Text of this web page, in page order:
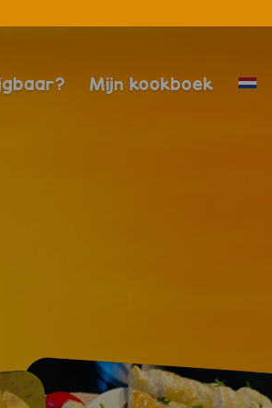
Mijn kookboek